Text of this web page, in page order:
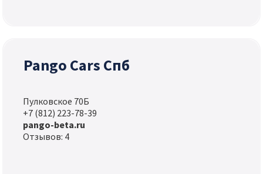
Pango Cars Спб
Пулковское 70Б
+7 (812) 223-78-39
pango-beta.ru
Отзывов: 4